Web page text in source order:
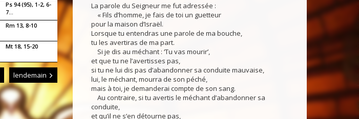
Ps 94 (95), 1-2, 6-
7...
Rm 13, 8-10
Mt 18, 15-20
lendemain
La parole du Seigneur me fut adressée :
« Fils d’homme, je fais de toi un guetteur
pour la maison d’Israël.
Lorsque tu entendras une parole de ma bouche,
tu les avertiras de ma part.
Si je dis au méchant : ‘Tu vas mourir’,
et que tu ne l’avertisses pas,
si tu ne lui dis pas d’abandonner sa conduite mauvaise,
lui, le méchant, mourra de son péché,
mais à toi, je demanderai compte de son sang.
Au contraire, si tu avertis le méchant d’abandonner sa
conduite,
et qu’il ne s’en détourne pas,